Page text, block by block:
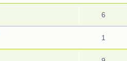
6
1